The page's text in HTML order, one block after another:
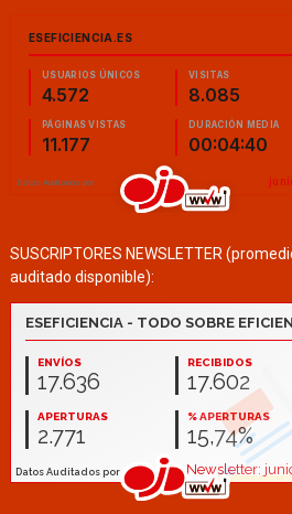
SUSCRIPTORES NEWSLETTER
auditado disponible):